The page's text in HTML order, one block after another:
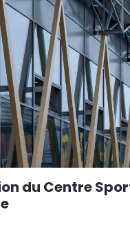
du Centre